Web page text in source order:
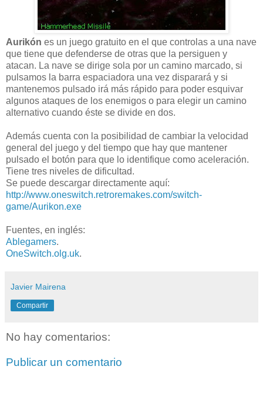
Aurikón es un juego gratuito en el que controlas a una nave
que tiene que defenderse de otras que la persiguen y
atacan. La nave se dirige sola por un camino marcado, si
pulsamos la barra espaciadora una vez disparará y si
mantenemos pulsado irá más rápido para poder esquivar
algunos ataques de los enemigos o para elegir un camino
alternativo cuando éste se divide en dos.
Además cuenta con la posibilidad de cambiar la velocidad
general del juego y del tiempo que hay que mantener
pulsado el botón para que lo identifique como aceleración.
Tiene tres niveles de dificultad.
Se puede descargar directamente aquí:
http://www.oneswitch.retroremakes.com/switch-
game/Aurikon.exe
Fuentes, en inglés:
Ablegamers.
OneSwitch.olg.uk.
Javier Mairena
Compartir
No hay comentarios:
Publicar un comentario